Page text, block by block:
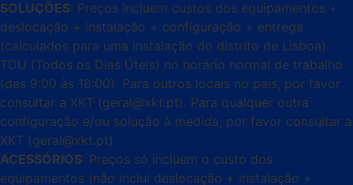
SOLUÇÕES: Preços incluem custos dos equipamentos +
deslocação + instalação + configuração + entrega
(calculados para uma instalação do distrito de Lisboa).
TDU (Todos os Dias Úteis) no horário normal de trabalho
(das 9:00 às 18:00). Para outros locais no país, por favor
consultar a XKT (geral@xkt.pt). Para qualquer outra
configuração e/ou solução à medida, por favor consultar a
XKT (geral@xkt.pt).
ACESSÓRIOS: Preços só incluem o custo dos
equipamentos (não inclui deslocação + instalação +